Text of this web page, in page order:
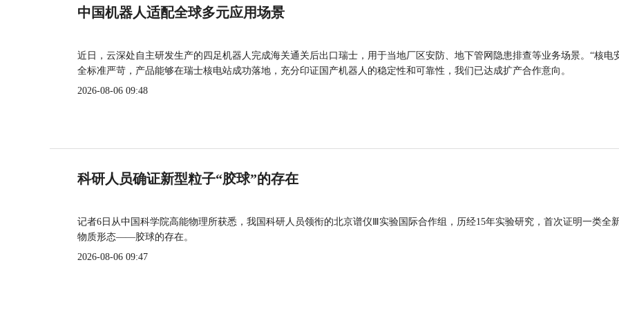
中国机器人适配全球多元应用场景
近日，云深处自主研发生产的四足机器人完成海关通关后出口瑞士，用于当地厂区安防、地下管网隐患排查等业务场景。“核电
全标准严苛，产品能够在瑞士核电站成功落地，充分印证国产机器人的稳定性和可靠性，我们已达成扩产合作意向。
2026-08-06 09:48
科研人员确证新型粒子“胶球”的存在
记者6日从中国科学院高能物理所获悉，我国科研人员领衔的北京谱仪Ⅲ实验国际合作组，历经15年实验研究，首次证明一类全
物质形态——胶球的存在。
2026-08-06 09:47